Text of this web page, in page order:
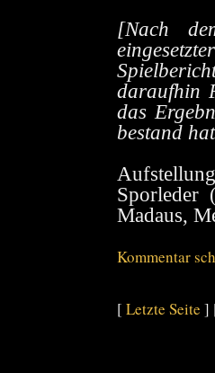
[Nach
daraufhin
das
bestand
Sporleder
Madaus,
Kommentar
[ Letzte Seite ]